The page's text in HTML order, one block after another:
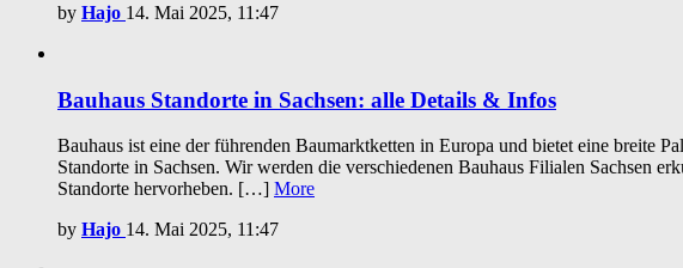
by Hajo 14. Mai 2025, 11:47
Bauhaus Standorte in Sachsen: alle Details & Infos
Bauhaus ist eine der führenden Baumarktketten in Europa und bietet eine breite
Standorte in Sachsen. Wir werden die verschiedenen Bauhaus Filialen Sachsen
Standorte hervorheben. […] More
by Hajo 14. Mai 2025, 11:47